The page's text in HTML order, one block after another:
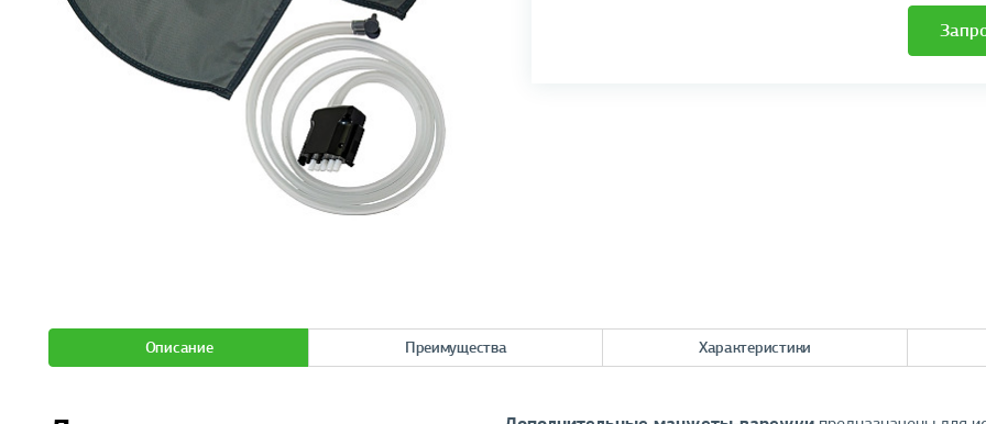
Описание Преимущества Характеристики